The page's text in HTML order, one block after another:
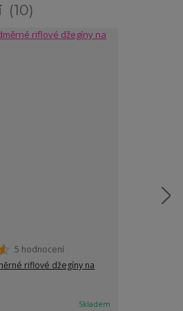
10
5 hodnocení
riflové džegíny na
Skladem